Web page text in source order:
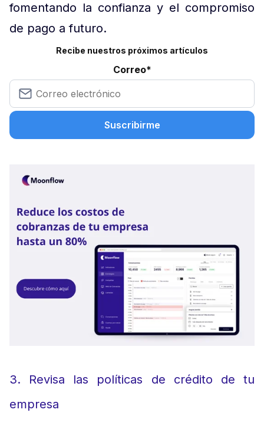
fomentando la confianza y el compromiso
de pago a futuro.
Recibe nuestros próximos artículos
Correo*
3. Revisa las políticas de crédito de tu
empresa